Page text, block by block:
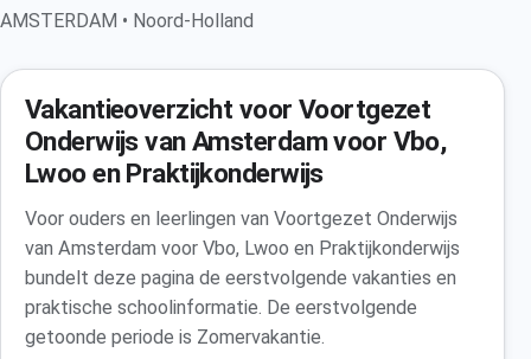
AMSTERDAM • Noord-Holland
Vakantieoverzicht voor Voortgezet
Onderwijs van Amsterdam voor Vbo,
Lwoo en Praktijkonderwijs
Voor ouders en leerlingen van Voortgezet Onderwijs
van Amsterdam voor Vbo, Lwoo en Praktijkonderwijs
bundelt deze pagina de eerstvolgende vakanties en
praktische schoolinformatie. De eerstvolgende
getoonde periode is Zomervakantie.